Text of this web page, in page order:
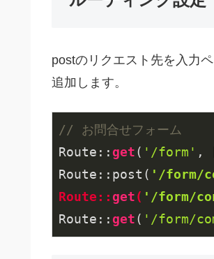
postのリクエスト先を入力
追加します。
// お問合せフォーム
Route:: get( '/form' ,
Route::post( '/form/
Route:: get( '/form/
Route:: get( '/form/